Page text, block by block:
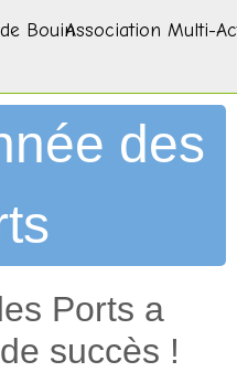
Association Multi-
des
Ports a
succès !